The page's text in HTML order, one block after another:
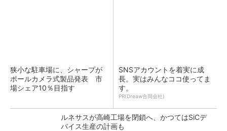
狭小な駐車場に、シャープが
ポールカメラ式製品発表 市
場シェア10％目指す
SNSアカウントを着実に成
長。実はみんなココ使ってま
す。
PR(Dreaw合同会社)
ルネサスが高崎工場を閉鎖へ、かつてはSiCデ
バイス生産の計画も